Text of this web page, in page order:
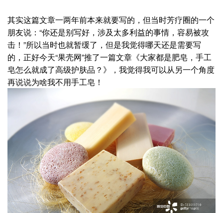
其实这篇文章一两年前本来就要写的，但当时芳疗圈的一个
朋友说：“你还是别写好，涉及太多利益的事情，容易被攻
击！”所以当时也就暂缓了，但是我觉得哪天还是需要写
的，正好今天“果壳网”推了一篇文章《大家都是肥皂，手工
皂怎么就成了高级护肤品？》，我觉得我可以从另一个角度
再说说为啥我不用手工皂！